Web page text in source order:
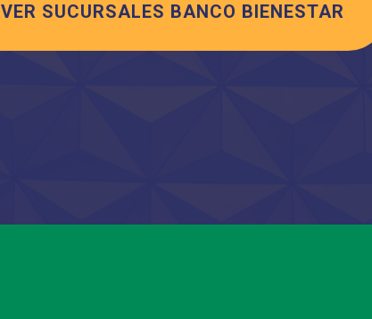
VER SUCURSALES BANCO BIENESTAR